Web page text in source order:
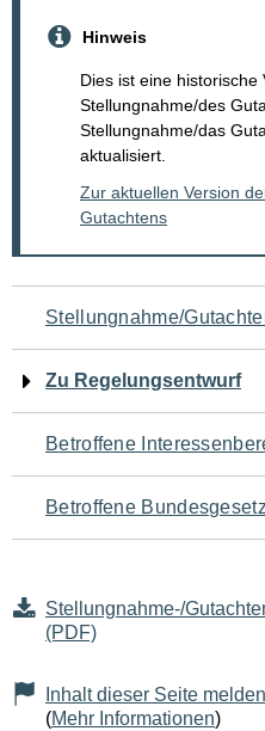
Hinweis
Dies ist eine historische
Stellungnahme/des
Stellungnahme/das
aktualisiert.
Zur aktuellen Version
Gutachtens
Navigation
für
den
Seiteninhalt
Stellungnahme/
Zu Regelungsentwurf
Betroffene
Betroffene
Stellungnahme-/
(PDF)
Inhalt dieser Seite melden
(Mehr Informationen)